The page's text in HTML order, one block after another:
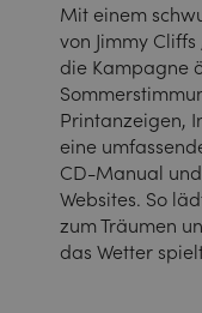
Mit einem
von Jimmy Cliffs
die Kampagne
Printanzeigen,
eine
CD-Manual
Websites. So
zum Träumen
das Wetter